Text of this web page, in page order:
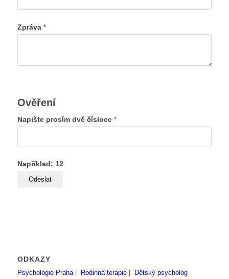
Zpráva *
Ověření
Napište prosím dvě čísloce *
Například: 12
ODKAZY
Psychologie Praha| Rodinná terapie|
Dětský psycholog